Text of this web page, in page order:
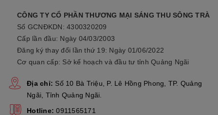
CÔNG TY CỔ PHẦN THƯƠNG MẠI SÁNG THU SÔNG TRÀ
Số GCNĐKDN: 4300320209
Cấp lần đầu: Ngày 04/03/2003
Đăng ký thay đổi lần thứ 19: Ngày 01/06/2022
Cơ quan cấp: Sở kế hoạch và đầu tư tỉnh Quảng Ngãi
Địa chỉ: Số 10 Bà Triệu, P. Lê Hồng Phong, TP. Quảng
Ngãi, Tỉnh Quảng Ngãi.
Hotline: 0911565171